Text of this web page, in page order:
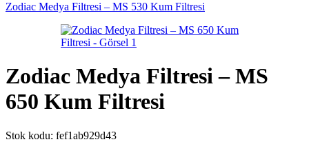
Zodiac Medya Filtresi – MS 530 Kum Filtresi
Zodiac Medya Filtresi – MS
650 Kum Filtresi
Stok kodu: fef1ab929d43